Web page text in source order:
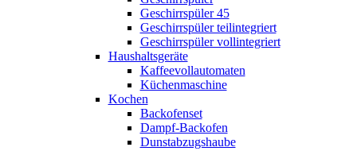
Geschirrspüler 45
Geschirrspüler teilintegriert
Geschirrspüler vollintegriert
Haushaltsgeräte
Kaffeevollautomaten
Küchenmaschine
Kochen
Backofenset
Dampf-Backofen
Dunstabzugshaube